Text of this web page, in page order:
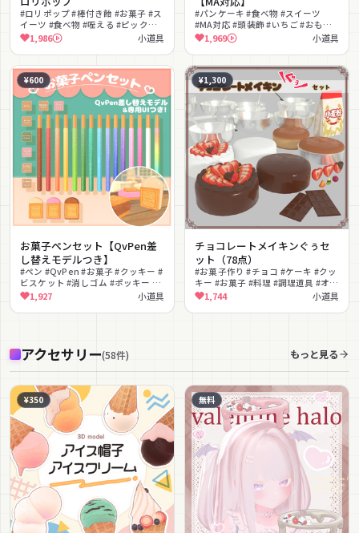
#ロリポップ #棒付き飴 #お菓子 #ス
イーツ #食べ物 #咥える #ピックア
ップ可能 #かわいい #MA対応 #キャ
ンディ
1,986 小道具
#パンケーキ #食べ物 #スイーツ
#MA対応 #頭装飾 #いちご #おもし
ろ #かわいい #ネタ #撮影向け
1,969 小道具
¥600
お菓子ペンセット【QvPen差
し替えモデルつき】
#ペン #QvPen #お菓子 #クッキー #
ビスケット #消しゴム #ポッキー #
バターサンド #チョコレート #ラメ
1,927 小道具
¥1,300
チョコレートメイキンぐぅセ
ット（78点）
#お菓子作り #チョコ #ケーキ #クッ
キー #お菓子 #料理 #調理道具 #オー
ブン #食べ物 #スイーツ
1,744 小道具
アクセサリー(58件) もっと見る
¥350 無料